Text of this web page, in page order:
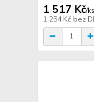
1 517 Kč/ks
1 254 Kč bez